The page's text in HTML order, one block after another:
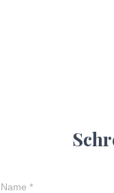
Name *